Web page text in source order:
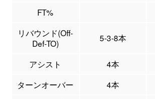
FT%
リバウンド(Off-
Def-TO)
5-3-8本
アシスト 4本
ターンオーバー
4本